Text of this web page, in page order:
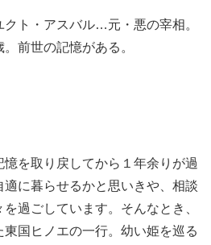
ト・アスバル…元・悪の宰相。
前世の記憶がある。
を取り戻してから１年余りが過
に暮らせるかと思いきや、相談
過ごしています。そんなとき、
国ヒノエの一行。幼い姫を巡る